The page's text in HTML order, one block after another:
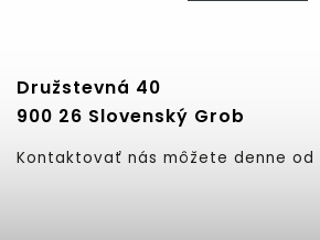
Družstevná 40
900 26 Slovenský Grob
Kontaktovať nás môžete denne od